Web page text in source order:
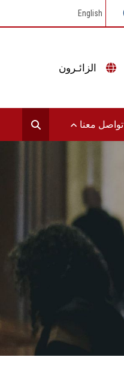
English
تواصل معنا